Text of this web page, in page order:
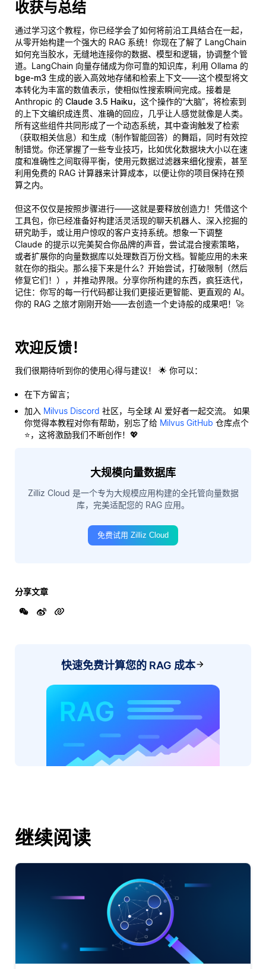
收获与总结
通过学习这个教程，你已经学会了如何将前沿工具结合在一起，
从零开始构建一个强大的 RAG 系统！你现在了解了 LangChain
如何充当胶水，无缝地连接你的数据、模型和逻辑，协调整个管
道。LangChain 向量存储成为你可靠的知识库，利用 Ollama 的
bge-m3 生成的嵌入高效地存储和检索上下文——这个模型将文
本转化为丰富的数值表示，使相似性搜索瞬间完成。接着是
Anthropic 的 Claude 3.5 Haiku，这个操作的“大脑”，将检索到
的上下文编织成连贯、准确的回应，几乎让人感觉就像是人类。
所有这些组件共同形成了一个动态系统，其中查询触发了检索
（获取相关信息）和生成（制作智能回答）的舞蹈，同时有效控
制错觉。你还掌握了一些专业技巧，比如优化数据块大小以在速
度和准确性之间取得平衡，使用元数据过滤器来细化搜索，甚至
利用免费的 RAG 计算器来计算成本，以便让你的项目保持在预
算之内。
但这不仅仅是按照步骤进行——这就是要释放创造力！凭借这个
工具包，你已经准备好构建活灵活现的聊天机器人、深入挖掘的
研究助手，或让用户惊叹的客户支持系统。想象一下调整
Claude 的提示以完美契合你品牌的声音，尝试混合搜索策略，
或者扩展你的向量数据库以处理数百万份文档。智能应用的未来
就在你的指尖。那么接下来是什么？开始尝试，打破限制（然后
修复它们！），并推动界限。分享你所构建的东西，疯狂迭代，
记住：你写的每一行代码都让我们更接近更智能、更直观的 AI。
你的 RAG 之旅才刚刚开始——去创造一个史诗般的成果吧！🚀
欢迎反馈！
我们很期待听到你的使用心得与建议！ 🌟 你可以：
在下方留言；
加入 Milvus Discord 社区，与全球 AI 爱好者一起交流。 如果
你觉得本教程对你有帮助，别忘了给 Milvus GitHub 仓库点个
⭐，这将激励我们不断创作！💖
大规模向量数据库
Zilliz Cloud 是一个专为大规模应用构建的全托管向量数据
库，完美适配您的 RAG 应用。
免费试用 Zilliz Cloud
分享文章
快速免费计算您的 RAG 成本
继续阅读